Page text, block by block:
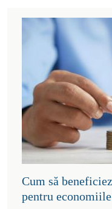
Cum să
pentru